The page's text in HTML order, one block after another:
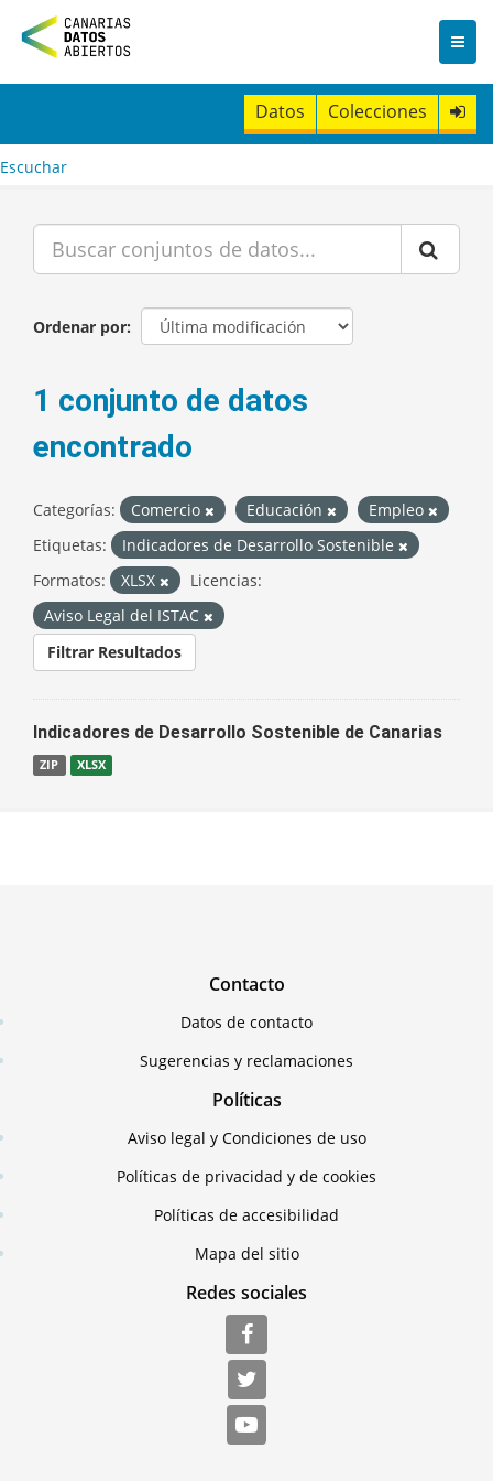
n
t
Datos Colecciones
Escuchar
Ordenar por
1 conjunto de datos
encontrado
Categorías: Comercio Educación
Empleo
Etiquetas:
Indicadores de Desarrollo Sostenible
Formatos:
XLSX
Licencias:
Aviso Legal del ISTAC
Filtrar Resultados
Indicadores de Desarrollo Sostenible de Canarias
ZIP XLSX
Contacto
Datos de contacto
Sugerencias y reclamaciones
Políticas
Aviso legal y Condiciones de uso
Políticas de privacidad y de cookies
Políticas de accesibilidad
Mapa del sitio
Redes sociales